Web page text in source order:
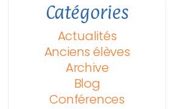
Catégories
Actualités
Anciens élèves
Archive
Blog
Conférences